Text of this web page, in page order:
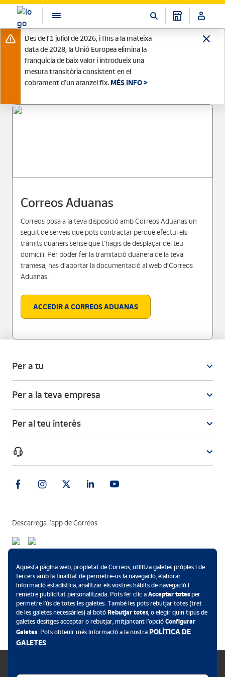
Des de l’1 juliol de 2026, i fins a la mateixa
data de 2028, la Unió Europea elimina la
franquícia de baix valor i introdueix una
mesura transitòria consistent en el
cobrament d’un aranzel fix. MÉS INFO >
Correos Aduanas
Correos posa a la teva disposició amb Correos Aduanas un
seguit de serveis que pots contractar perquè efectuï els
tràmits duaners sense que t’hagis de desplaçar del teu
domicili. Per poder fer la tramitació duanera de la teva
tramesa, has d’aportar la documentació al web d’Correos
Aduanas.
ACCEDIR A CORREOS ADUANAS
Per a tu
Per a la teva empresa
Per al teu interès
Descarrega l’app de Correos
Formes de pagament
Aquesta pàgina web, propietat de Correos, utilitza galetes pròpies i de
tercers amb la finalitat de permetre-us la navegació, elaborar
informació estadística, analitzar els vostres hàbits de navegació i
remetre publicitat personalitzada. Pots fer clic a Acceptar totesper
permetre l’ús de totes les galetes. També les pots rebutjar totes (tret
de les galetes necessàries) al botó Rebutjar totes, o elegir quin tipus de
galetes desitges acceptar o rebutjar, mitjançant l’opció Configurar
Galetes. Pots obtenir més informació a la nostra POLÍTICA DE
GALETES.